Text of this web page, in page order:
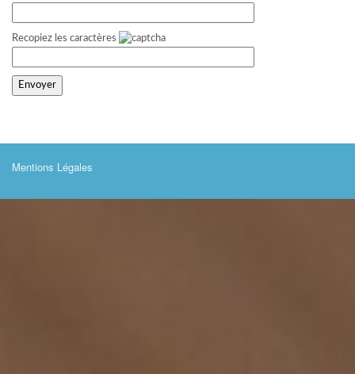
Recopiez les caractères
Mentions Légales